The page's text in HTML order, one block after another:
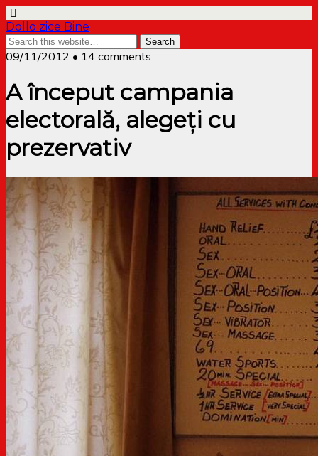
Dollo zice Bine
09/11/2012 • 14 comments
A început campania
electorală, alegeți cu
prezervativ